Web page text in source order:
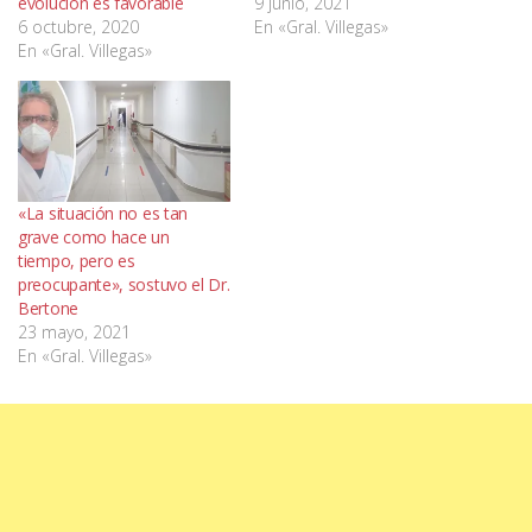
6 octubre, 2020
En «Gral. Villegas»
En «Gral. Villegas»
«La situación no es tan
grave como hace un
tiempo, pero es
preocupante», sostuvo el Dr.
Bertone
23 mayo, 2021
En «Gral. Villegas»